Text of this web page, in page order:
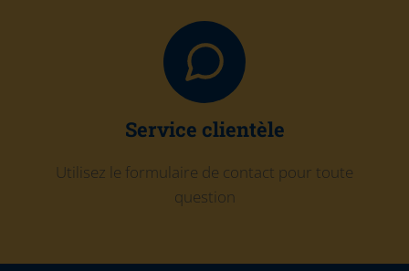
Service clientèle
Utilisez le formulaire de contact pour toute
question